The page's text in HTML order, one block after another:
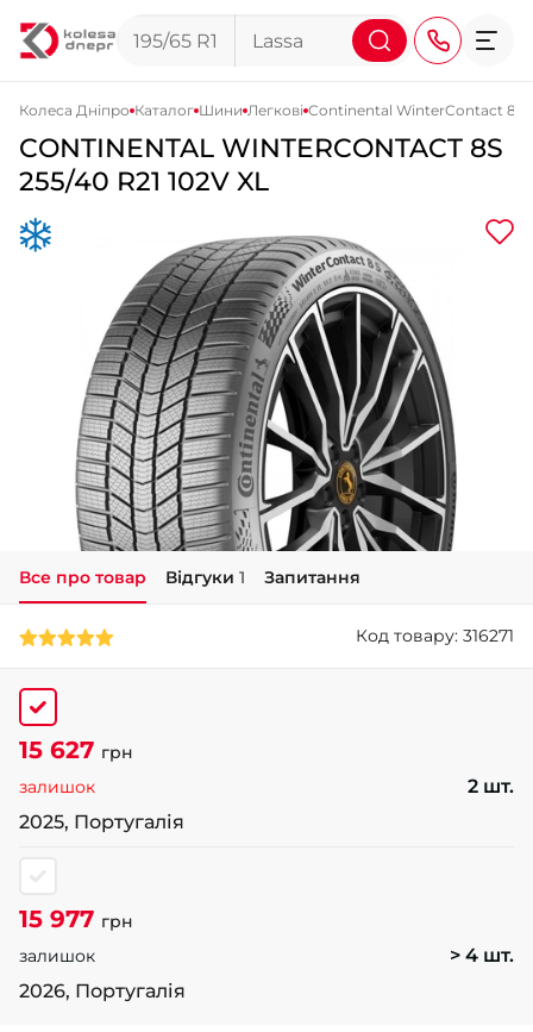
+38 (067) 113-44-44
+38 (095) 276-44-44
+38 (067) 911-14-14
- на Щепкіна
+38 (098) 911-911-0
- на Тополі
+38 (098) 911-911-4
- на Калиновій
+38 (077) 7-184-184
- Донецьке шосе
+38 (050)-911-911-2
+38 (099)-643-33-77
Колеса Дніпро Каталог Шини Легкові Continental WinterContact 8S
CONTINENTAL WINTERCONTACT 8S
255/40 R21 102V XL
Все про товар Відгуки 1 Запитання
Код товару: 316271
15 627 грн
залишок
2 шт.
2025, Португалія
15 977 грн
залишок
> 4 шт.
2026, Португалія